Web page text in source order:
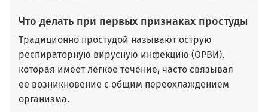
Что делать при первых признаках простуды
Традиционно простудой называют острую
респираторную вирусную инфекцию (ОРВИ),
которая имеет легкое течение, часто связывая
ее возникновение с общим переохлаждением
организма.